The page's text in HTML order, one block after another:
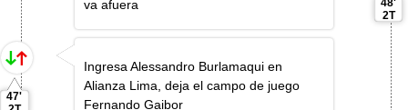
va afuera
2T
47'
Ingresa Alessandro Burlamaqui en
Alianza Lima, deja el campo de juego
Fernando Gaibor